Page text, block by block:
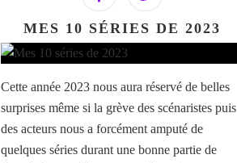
MES 10 SÉRIES DE 2023
Cette année 2023 nous aura réservé de belles
surprises même si la grève des scénaristes puis
des acteurs nous a forcément amputé de
quelques séries durant une bonne partie de